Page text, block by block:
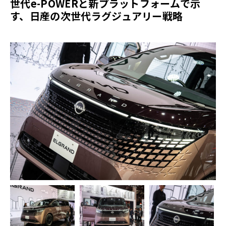
世代e-POWERと新プラットフォームで示
す、日産の次世代ラグジュアリー戦略